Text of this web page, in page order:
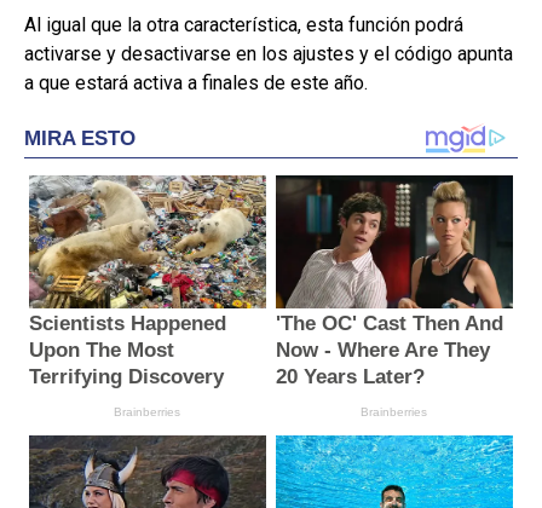
Al igual que la otra característica, esta función podrá
activarse y desactivarse en los ajustes y el código apunta
a que estará activa a finales de este año.